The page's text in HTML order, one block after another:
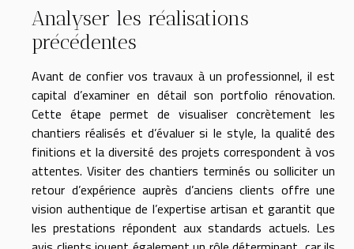
Analyser les réalisations
précédentes
Avant de confier vos travaux à un professionnel, il est
capital d’examiner en détail son portfolio rénovation.
Cette étape permet de visualiser concrètement les
chantiers réalisés et d’évaluer si le style, la qualité des
finitions et la diversité des projets correspondent à vos
attentes. Visiter des chantiers terminés ou solliciter un
retour d’expérience auprès d’anciens clients offre une
vision authentique de l’expertise artisan et garantit que
les prestations répondent aux standards actuels. Les